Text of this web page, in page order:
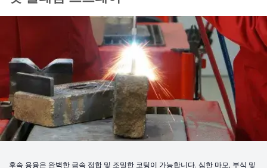
후속 용융은 완벽한 금속 접합 및 조밀한 코팅이 가능합니다. 심한 마모, 부식 및